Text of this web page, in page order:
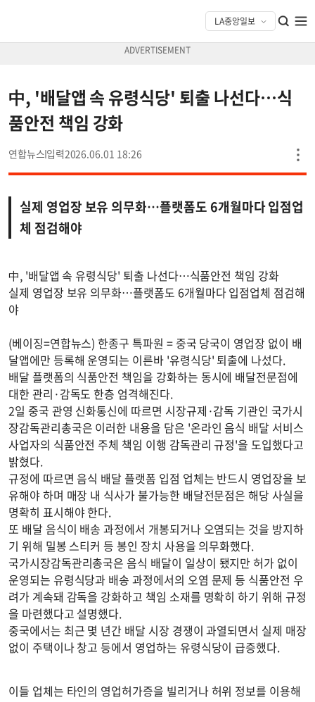
中, '배달앱 속 유령식당' 퇴출 나선다…식
품안전 책임 강화
연합뉴스 2026.06.01 18:26
실제 영업장 보유 의무화…플랫폼도 6개월마다 입점업
체 점검해야
中, '배달앱 속 유령식당' 퇴출 나선다…식품안전 책임 강화
실제 영업장 보유 의무화…플랫폼도 6개월마다 입점업체 점검해
야
(베이징=연합뉴스) 한종구 특파원 = 중국 당국이 영업장 없이 배
달앱에만 등록해 운영되는 이른바 '유령식당' 퇴출에 나섰다.
배달 플랫폼의 식품안전 책임을 강화하는 동시에 배달전문점에
대한 관리·감독도 한층 엄격해진다.
2일 중국 관영 신화통신에 따르면 시장규제·감독 기관인 국가시
장감독관리총국은 이러한 내용을 담은 '온라인 음식 배달 서비스
사업자의 식품안전 주체 책임 이행 감독관리 규정'을 도입했다고
밝혔다.
규정에 따르면 음식 배달 플랫폼 입점 업체는 반드시 영업장을 보
유해야 하며 매장 내 식사가 불가능한 배달전문점은 해당 사실을
명확히 표시해야 한다.
또 배달 음식이 배송 과정에서 개봉되거나 오염되는 것을 방지하
기 위해 밀봉 스티커 등 봉인 장치 사용을 의무화했다.
국가시장감독관리총국은 음식 배달이 일상이 됐지만 허가 없이
운영되는 유령식당과 배송 과정에서의 오염 문제 등 식품안전 우
려가 계속돼 감독을 강화하고 책임 소재를 명확히 하기 위해 규정
을 마련했다고 설명했다.
중국에서는 최근 몇 년간 배달 시장 경쟁이 과열되면서 실제 매장
없이 주택이나 창고 등에서 영업하는 유령식당이 급증했다.
이들 업체는 타인의 영업허가증을 빌리거나 허위 정보를 이용해